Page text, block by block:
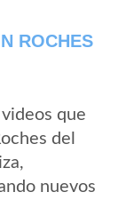
ROCHES
que
del
nuevos